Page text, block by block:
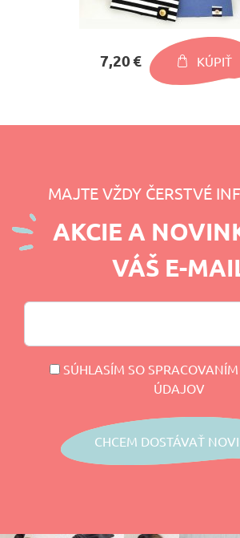
7,20 € KÚPIŤ
MAJTE VŽDY ČERSTVÉ
AKCIE A
VÁŠ E-
SÚHLASÍM SO
ÚDAJOV
CHCEM DOSTÁVAŤ